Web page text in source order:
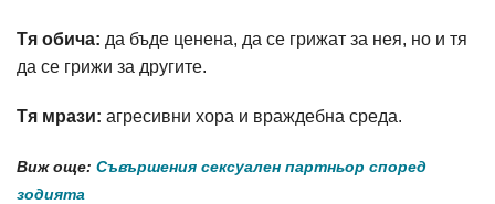
Тя обича: да бъде ценена, да се грижат за нея, но и тя
да се грижи за другите.
Тя мрази: агресивни хора и враждебна среда.
Виж още: Съвършения сексуален партньор според
зодията